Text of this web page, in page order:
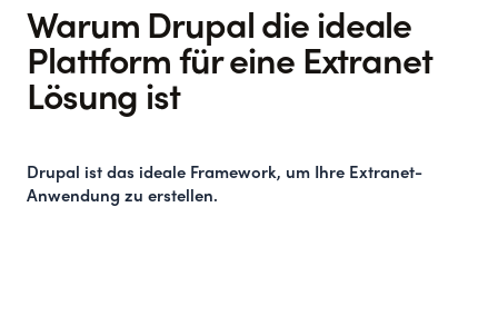
Warum Drupal die ideale
Plattform für eine Extranet
Lösung ist
Drupal ist das ideale Framework, um Ihre Extranet-
Anwendung zu erstellen.